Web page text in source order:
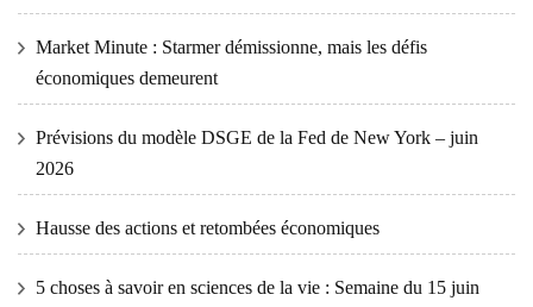
Market Minute : Starmer démissionne, mais les défis
économiques demeurent
Prévisions du modèle DSGE de la Fed de New York – juin
2026
Hausse des actions et retombées économiques
5 choses à savoir en sciences de la vie : Semaine du 15 juin